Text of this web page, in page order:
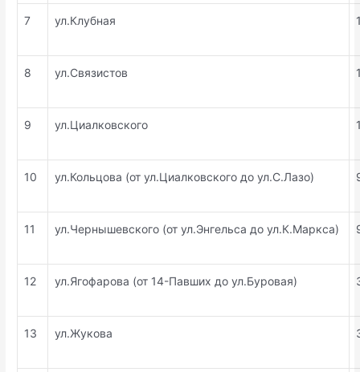
7 ул.Клубная
8 ул.Связистов
9 ул.Циалковского
10 ул.Кольцова (от ул.Циалковского до ул.С.Лазо)
11 ул.Чернышевского (от ул.Энгельса до ул.К.Маркса)
12 ул.Ягофарова (от 14-Павших до ул.Буровая)
13 ул.Жукова